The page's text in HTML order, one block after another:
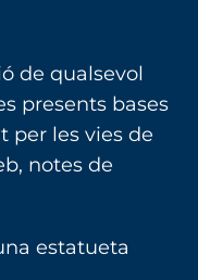
de qualsevol
presents bases
per les vies de
notes de
estatueta